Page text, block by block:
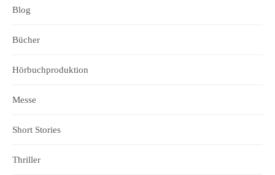
Blog
Bücher
Hörbuchproduktion
Messe
Short Stories
Thriller